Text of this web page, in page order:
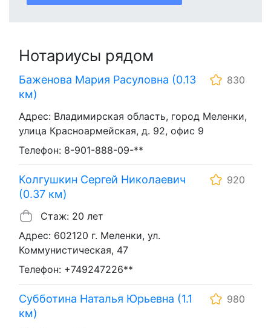
Нотариусы рядом
Баженова Мария Расуловна (0.13
км)
830
Адрес: Владимирская область, город Меленки,
улица Красноармейская, д. 92, офис 9
Телефон: 8-901-888-09-**
Колгушкин Сергей Николаевич
(0.37 км)
920
Стаж: 20 лет
Адрес: 602120 г. Меленки, ул.
Коммунистическая, 47
Телефон: +749247226**
Субботина Наталья Юрьевна (1.1
км)
980